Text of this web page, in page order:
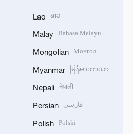
Lao ລາວ
Malay Bahasa Melayu
Mongolian Монгол
Myanmar မြန်မာဘာသာ
Nepali नेपाली
Persian فارسی
Polish Polski